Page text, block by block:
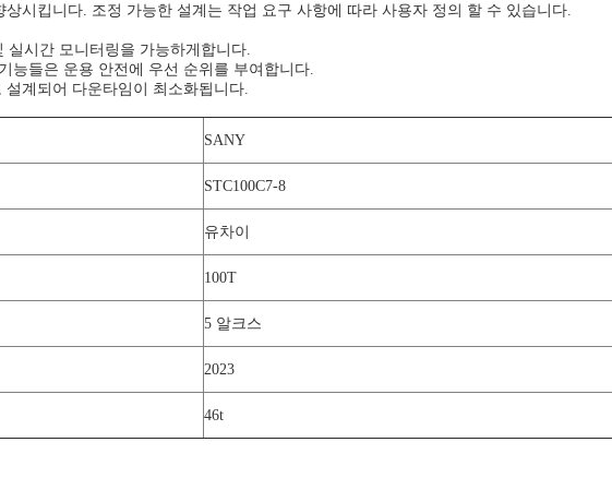
시킵니다. 조정 가능한 설계는 작업 요구 사항에 따라 사용자 정의 할 수 있습니다.
시간 모니터링을 가능하게합니다.
능들은 운용 안전에 우선 순위를 부여합니다.
계되어 다운타임이 최소화됩니다.
SANY
STC100C7-8
유차이
100T
5 알크스
2023
46t